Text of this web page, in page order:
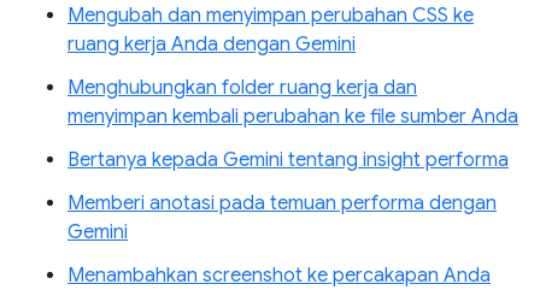
Mengubah dan menyimpan perubahan CSS ke
ruang kerja Anda dengan Gemini
Menghubungkan folder ruang kerja dan
menyimpan kembali perubahan ke file sumber Anda
Bertanya kepada Gemini tentang insight performa
Memberi anotasi pada temuan performa dengan
Gemini
Menambahkan screenshot ke percakapan Anda